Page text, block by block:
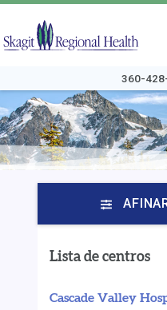
Ir
contenido
de
Health
360-
Lista de centros
Cascade Valley